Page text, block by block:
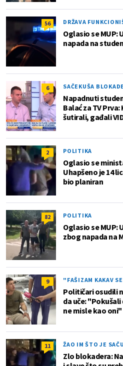
56 DRŽAVA
Oglasio se MUP:
napada na
6 SAČEKUŠA
Napadnuti
Balać za TV
šutirali, gađali
2 POLITIKA
Oglasio se
Uhapšeno je 14
bio planiran
82 POLITIKA
Oglasio se MUP:
zbog napada na
9 "FAŠIZAM KAKAV
Političari osudili
da uče:
ne misle kao oni"
11 ŽAO IM ŠTO JE
Zlo blokadera: